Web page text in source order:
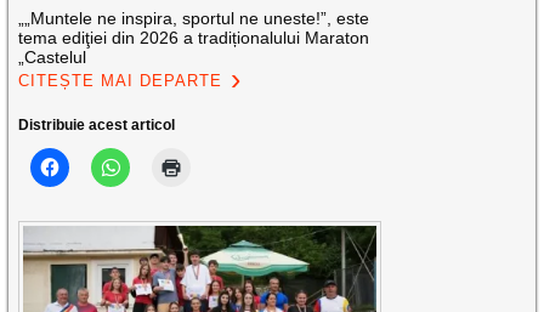
„„Muntele ne inspira, sportul ne uneste!”, este
tema ediţiei din 2026 a tradiționalului Maraton
„Castelul
CITEȘTE MAI DEPARTE
Distribuie acest articol